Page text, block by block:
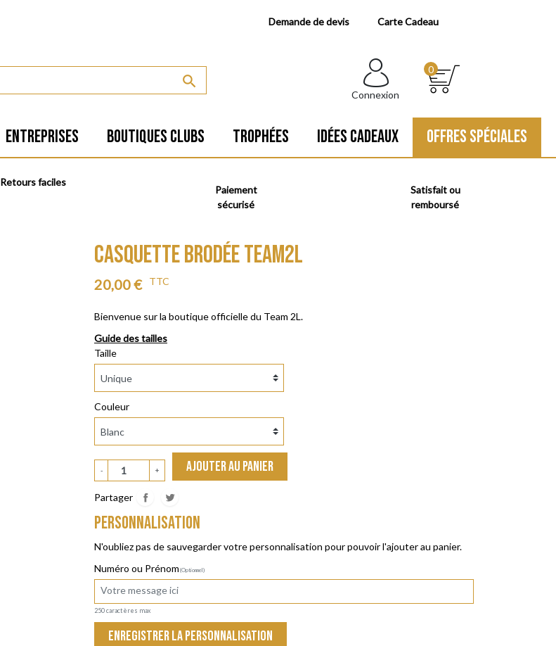
Demande de devis Carte Cadeau

Connexion
0
ENTREPRISES BOUTIQUES CLUBS TROPHÉES IDÉES CADEAUX OFFRES SPÉCIALES
Retours faciles
Paiement
sécurisé
Satisfait ou
remboursé
CASQUETTE BRODÉE TEAM2L
20,00 € TTC
Bienvenue sur la boutique officielle du Team 2L.
Personnalisation
N'oubliez pas de sauvegarder votre personnalisation pour pouvoir l'ajouter au panier.
Numéro ou Prénom (Optionnel)
250 caractères max
Enregistrer la personnalisation
Taille
Couleur
- + AJOUTER AU PANIER
Partager
Guide des tailles